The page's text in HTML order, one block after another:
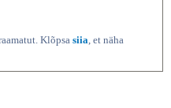
Klõpsa siia , et näha